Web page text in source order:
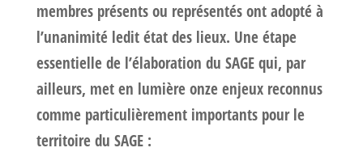
membres présents ou représentés ont adopté à
l’unanimité ledit état des lieux. Une étape
essentielle de l’élaboration du SAGE qui, par
ailleurs, met en lumière onze enjeux reconnus
comme particulièrement importants pour le
territoire du SAGE :